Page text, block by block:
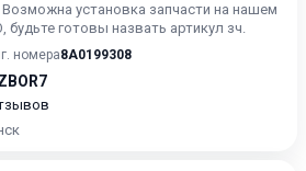
Возможна установка запчасти на нашем
будьте готовы назвать артикул зч.
номера8A0199308